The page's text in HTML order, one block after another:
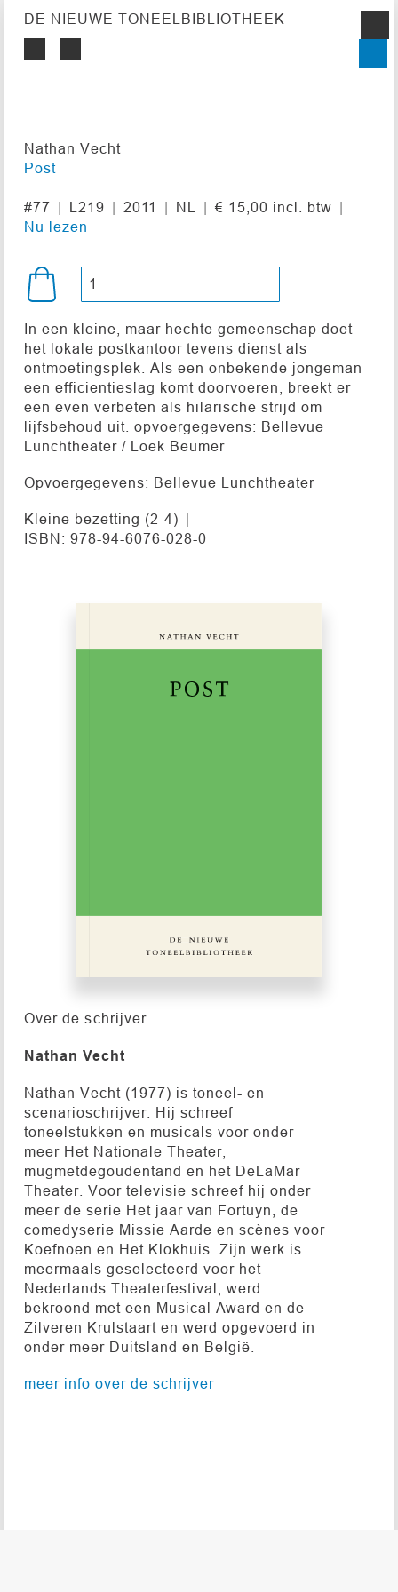
DE NIEUWE TONEELBIBLIOTHEEK
Nathan Vecht
Post
#77 L219 2011 NL
€ 15,00 incl. btw
Nu lezen
In een kleine, maar hechte gemeenschap doet
het lokale postkantoor tevens dienst als
ontmoetingsplek. Als een onbekende jongeman
een efficientieslag komt doorvoeren, breekt er
een even verbeten als hilarische strijd om
lijfsbehoud uit. opvoergegevens: Bellevue
Lunchtheater / Loek Beumer
Opvoergegevens: Bellevue Lunchtheater
Kleine bezetting (2-4)
ISBN: 978-94-6076-028-0
Over de schrijver
Nathan Vecht
Nathan Vecht (1977) is toneel- en
scenarioschrijver. Hij schreef
toneelstukken en musicals voor onder
meer Het Nationale Theater,
mugmetdegoudentand en het DeLaMar
Theater. Voor televisie schreef hij onder
meer de serie Het jaar van Fortuyn, de
comedyserie Missie Aarde en scènes voor
Koefnoen en Het Klokhuis. Zijn werk is
meermaals geselecteerd voor het
Nederlands Theaterfestival, werd
bekroond met een Musical Award en de
Zilveren Krulstaart en werd opgevoerd in
onder meer Duitsland en België.
meer info over de schrijver